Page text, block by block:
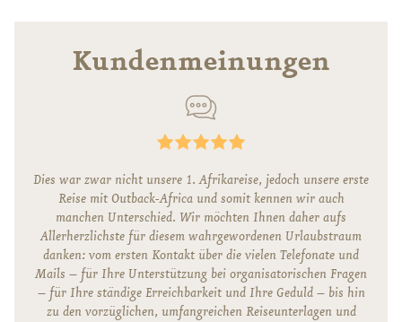
Kundenmeinungen
Dies war zwar nicht unsere 1. Afrikareise, jedoch unsere erste
Reise mit Outback-Africa und somit kennen wir auch
manchen Unterschied. Wir möchten Ihnen daher aufs
Allerherzlichste für diesem wahrgewordenen Urlaubstraum
danken: vom ersten Kontakt über die vielen Telefonate und
Mails – für Ihre Unterstützung bei organisatorischen Fragen
– für Ihre ständige Erreichbarkeit und Ihre Geduld – bis hin
zu den vorzüglichen, umfangreichen Reiseunterlagen und